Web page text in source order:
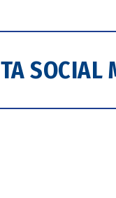
SOCIAL